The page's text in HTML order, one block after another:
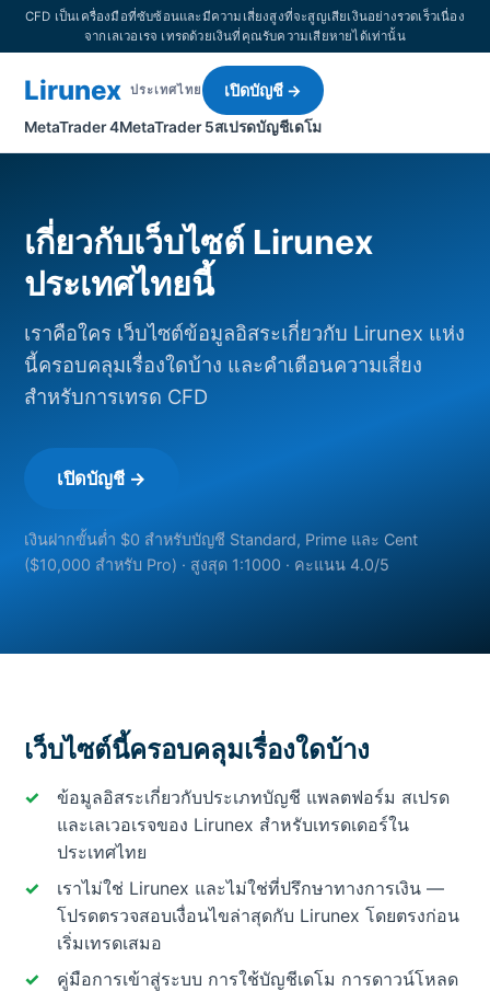
CFD เป็นเครื่องมือที่ซับซ้อนและมีความเสี่ยงสูงที่จะสูญเสียเงินอย่างรวดเร็วเนื่อง
จากเลเวอเรจ เทรดด้วยเงินที่คุณรับความเสียหายได้เท่านั้น
Lirunex ประเทศไทย
MetaTrader 4MetaTrader 5สเปรดบัญชีเดโม
เปิดบัญชี →
เกี่ยวกับเว็บไซต์ Lirunex
ประเทศไทยนี้
เราคือใคร เว็บไซต์ข้อมูลอิสระเกี่ยวกับ Lirunex แห่ง
นี้ครอบคลุมเรื่องใดบ้าง และคำเตือนความเสี่ยง
สำหรับการเทรด CFD
เปิดบัญชี →
เงินฝากขั้นต่ำ $0 สำหรับบัญชี Standard, Prime และ Cent
($10,000 สำหรับ Pro) · สูงสุด 1:1000 · คะแนน 4.0/5
เว็บไซต์นี้ครอบคลุมเรื่องใดบ้าง
ข้อมูลอิสระเกี่ยวกับประเภทบัญชี แพลตฟอร์ม สเปรด
และเลเวอเรจของ Lirunex สำหรับเทรดเดอร์ใน
ประเทศไทย
เราไม่ใช่ Lirunex และไม่ใช่ที่ปรึกษาทางการเงิน —
โปรดตรวจสอบเงื่อนไขล่าสุดกับ Lirunex โดยตรงก่อน
เริ่มเทรดเสมอ
คู่มือการเข้าสู่ระบบ การใช้บัญชีเดโม การดาวน์โหลด